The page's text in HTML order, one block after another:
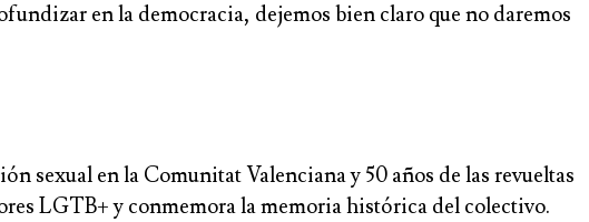
en la democracia, dejemos bien claro que no daremos
sexual en la Comunitat Valenciana y 50 años de las revueltas
LGTB+ y conmemora la memoria histórica del colectivo.